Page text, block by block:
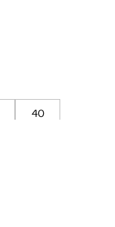
40